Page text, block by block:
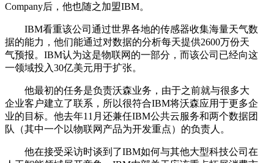
Company后，他也随之加盟IBM。
IBM看重该公司通过世界各地的传感器收集海量天气数
据的能力，他们能通过对数据的分析每天提供2600万份天
气预报。IBM认为这是物联网的一部分，而该公司已经向这
一领域投入30亿美元用于扩张。
他最初的任务是负责沃森业务，由于之前就与很多大
企业客户建立了联系，所以很符合IBM将沃森应用于更多企
业的目标。他去年11月还兼任IBM公共云服务和两个数据团
队（其中一个以物联网产品为开发重点）的负责人。
他在接受采访时谈到了IBM如何与其他大型科技公司在